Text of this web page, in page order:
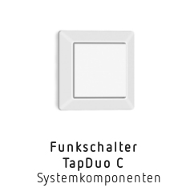
Funk­schalter
TapDuo C
Systemkomponenten